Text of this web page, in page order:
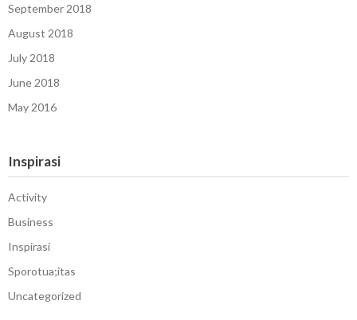
September 2018
August 2018
July 2018
June 2018
May 2016
Inspirasi
Activity
Business
Inspirasi
Sporotua;itas
Uncategorized